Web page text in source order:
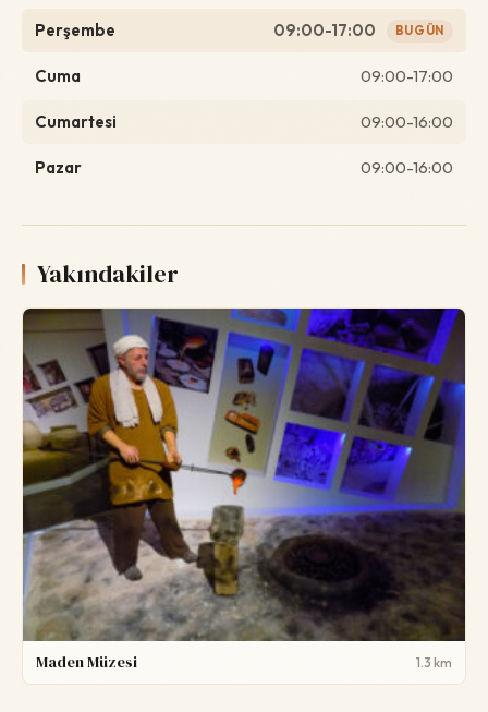
Perşembe 09:00-17:00 BUGÜN
Cuma 09:00-17:00
Cumartesi 09:00-16:00
Pazar 09:00-16:00
Yakındakiler
Maden Müzesi 1.3 km